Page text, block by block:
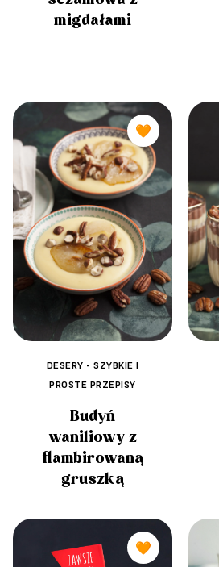
migdałami
🧡
DESERY - SZYBKIE I
PROSTE PRZEPISY
Budyń
waniliowy z
flambirowaną
gruszką
🧡